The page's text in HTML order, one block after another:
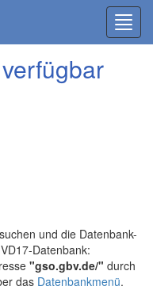
und die Datenbank-
Datenbank:
"gso.gbv.de/" durch
das Datenbankmenü.